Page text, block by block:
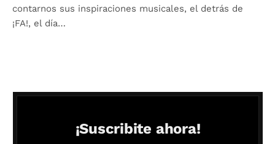
contarnos sus inspiraciones musicales, el detrás de
¡FA!, el día…
¡Suscribite ahora!